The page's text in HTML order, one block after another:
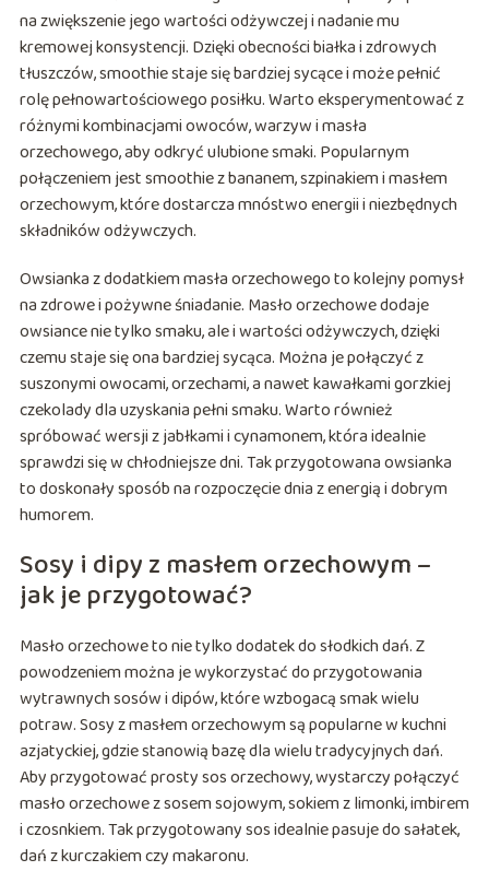
na zwiększenie jego wartości odżywczej i nadanie mu
kremowej konsystencji. Dzięki obecności białka i zdrowych
tłuszczów, smoothie staje się bardziej sycące i może pełnić
rolę pełnowartościowego posiłku. Warto eksperymentować z
różnymi kombinacjami owoców, warzyw i masła
orzechowego, aby odkryć ulubione smaki. Popularnym
połączeniem jest smoothie z bananem, szpinakiem i masłem
orzechowym, które dostarcza mnóstwo energii i niezbędnych
składników odżywczych.
Owsianka z dodatkiem masła orzechowego to kolejny pomysł
na zdrowe i pożywne śniadanie. Masło orzechowe dodaje
owsiance nie tylko smaku, ale i wartości odżywczych, dzięki
czemu staje się ona bardziej sycąca. Można je połączyć z
suszonymi owocami, orzechami, a nawet kawałkami gorzkiej
czekolady dla uzyskania pełni smaku. Warto również
spróbować wersji z jabłkami i cynamonem, która idealnie
sprawdzi się w chłodniejsze dni. Tak przygotowana owsianka
to doskonały sposób na rozpoczęcie dnia z energią i dobrym
humorem.
Sosy i dipy z masłem orzechowym –
jak je przygotować?
Masło orzechowe to nie tylko dodatek do słodkich dań. Z
powodzeniem można je wykorzystać do przygotowania
wytrawnych sosów i dipów, które wzbogacą smak wielu
potraw. Sosy z masłem orzechowym są popularne w kuchni
azjatyckiej, gdzie stanowią bazę dla wielu tradycyjnych dań.
Aby przygotować prosty sos orzechowy, wystarczy połączyć
masło orzechowe z sosem sojowym, sokiem z limonki, imbirem
i czosnkiem. Tak przygotowany sos idealnie pasuje do sałatek,
dań z kurczakiem czy makaronu.